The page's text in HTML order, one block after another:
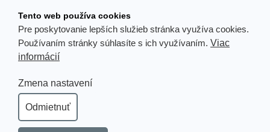
obsahu
Tento web používa cookies
Pre poskytovanie lepších služieb stránka využíva cookies.
Používaním stránky súhlasíte s ich využívaním. Viac
informácií
Zmena nastavení
Odmietnuť